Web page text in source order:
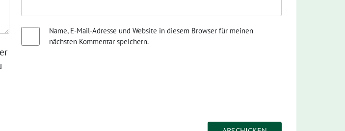
Name, E-Mail-Adresse und Website in diesem Browser für meinen
nächsten Kommentar speichern.